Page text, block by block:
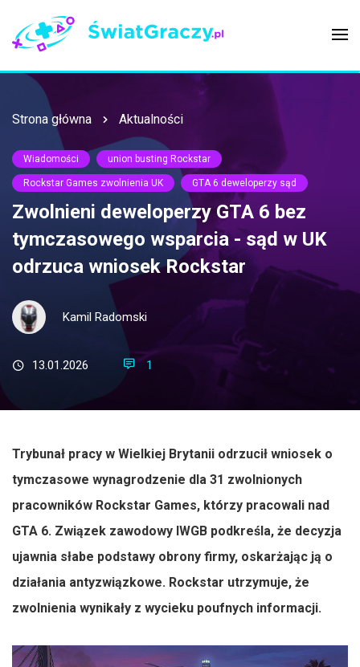
Strona główna Aktualności
Wiadomości union busting Rockstar
Rockstar Games zwolnienia UK GTA 6 deweloperzy sąd
Zwolnieni deweloperzy GTA 6 bez
tymczasowego wsparcia - sąd w UK
odrzuca wniosek Rockstar
Kamil Radomski
13.01.2026 1
Trybunał pracy w Wielkiej Brytanii odrzucił wniosek o
tymczasowe wynagrodzenie dla 31 zwolnionych
pracowników Rockstar Games, którzy pracowali nad
GTA 6. Związek zawodowy IWGB podkreśla, że decyzja
ujawnia słabe podstawy obrony firmy, oskarżając ją o
działania antyzwiązkowe. Rockstar utrzymuje, że
zwolnienia wynikały z wycieku poufnych informacji.